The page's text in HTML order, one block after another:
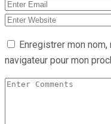
Enregistrer mon
navigateur pour mon